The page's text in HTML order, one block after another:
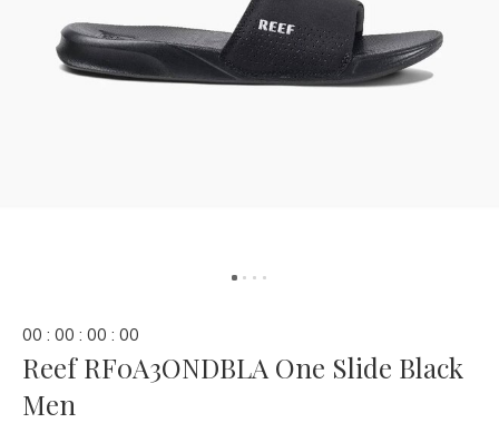
00 : 00 : 00 : 00
Reef RF0A3ONDBLA One Slide Black
Men